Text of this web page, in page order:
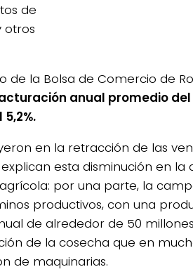
de
otros
la Bolsa de Comercio de
anual promedio del
en la retracción de las
esta disminución en la
por una parte, la
productivos, con una
de alrededor de 50
de la cosecha que en
de maquinarias.